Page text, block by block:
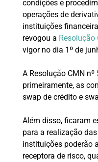
condições e
operações de
instituições
revogou a Resolução
vigor no dia 1º de
A Resolução CMN nº
primeiramente, as
swap de crédito e
Além disso, ficaram
para a realização
instituições poderão
receptora de risco,